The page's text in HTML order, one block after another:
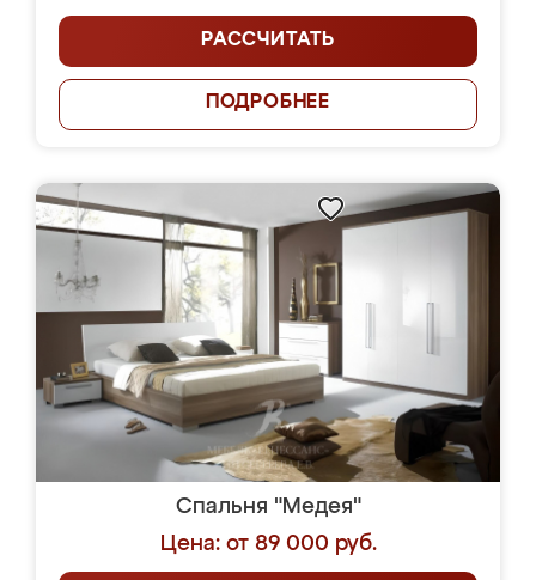
РАССЧИТАТЬ
ПОДРОБНЕЕ
Спальня "Медея"
Цена: от 89 000 руб.